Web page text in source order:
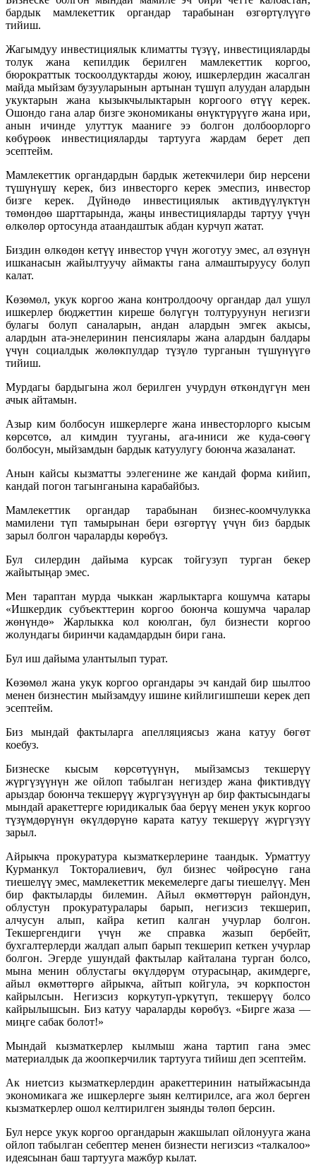
бардык мамлекеттик органдар тарабынан өзгөртүлүүгө
тийиш.
Жагымдуу инвестициялык климатты түзүү, инвестицияларды
толук жана кепилдик берилген мамлекеттик коргоо,
бюрократтык тоскоолдуктарды жоюу, ишкерлердин жасалган
майда мыйзам бузууларынын артынан түшүп алуудан алардын
укуктарын жана кызыкчылыктарын коргоого өтүү керек.
Ошондо гана алар бизге экономиканы өнүктүрүүгө жана ири,
анын ичинде улуттук мааниге ээ болгон долбоорлорго
көбүрөөк инвестицияларды тартууга жардам берет деп
эсептейм.
Мамлекеттик органдардын бардык жетекчилери бир нерсени
түшүнүшү керек, биз инвесторго керек эмеспиз, инвестор
бизге керек. Дүйнөдө инвестициялык активдүүлүктүн
төмөндөө шарттарында, жаңы инвестицияларды тартуу үчүн
өлкөлөр ортосунда атаандаштык абдан курчуп жатат.
Биздин өлкөдөн кетүү инвестор үчүн жоготуу эмес, ал өзүнүн
ишканасын жайылтуучу аймакты гана алмаштыруусу болуп
калат.
Көзөмөл, укук коргоо жана контролдоочу органдар дал ушул
ишкерлер бюджеттин киреше бөлүгүн толтуруунун негизги
булагы болуп саналарын, андан алардын эмгек акысы,
алардын ата-энелеринин пенсиялары жана алардын балдары
үчүн социалдык жөлөкпулдар түзүлө турганын түшүнүүгө
тийиш.
Мурдагы бардыгына жол берилген учурдун өткөндүгүн мен
ачык айтамын.
Азыр ким болбосун ишкерлерге жана инвесторлорго кысым
көрсөтсө, ал кимдин тууганы, ага-иниси же куда-сөөгү
болбосун, мыйзамдын бардык катуулугу боюнча жазаланат.
Анын кайсы кызматты ээлегенине же кандай форма кийип,
кандай погон тагынганына карабайбыз.
Мамлекеттик органдар тарабынан бизнес-коомчулукка
мамилени түп тамырынан бери өзгөртүү үчүн биз бардык
зарыл болгон чараларды көрөбүз.
Бул силердин дайыма курсак тойгузуп турган бекер
жайытыңар эмес.
Мен тараптан мурда чыккан жарлыктарга кошумча катары
«Ишкердик субъекттерин коргоо боюнча кошумча чаралар
жөнүндө» Жарлыкка кол коюлган, бул бизнести коргоо
жолундагы биринчи кадамдардын бири гана.
Бул иш дайыма улантылып турат.
Көзөмөл жана укук коргоо органдары эч кандай бир шылтоо
менен бизнестин мыйзамдуу ишине кийлигишпеши керек деп
эсептейм.
Биз мындай фактыларга апелляциясыз жана катуу бөгөт
коебуз.
Бизнеске кысым көрсөтүүнүн, мыйзамсыз текшерүү
жүргүзүүнүн же ойлоп табылган негиздер жана фиктивдүү
арыздар боюнча текшерүү жүргүзүүнүн ар бир фактысындагы
мындай аракеттерге юридикалык баа берүү менен укук коргоо
түзүмдөрүнүн өкүлдөрүнө карата катуу текшерүү жүргүзүү
зарыл.
Айрыкча прокуратура кызматкерлерине таандык. Урматтуу
Курманкул Токторалиевич, бул бизнес чөйрөсүнө гана
тиешелүү эмес, мамлекеттик мекемелерге дагы тиешелүү. Мен
бир фактыларды билемин. Айыл өкмөттөрүн райондун,
облустун прокуратуралары барып, негизсиз текшерип,
алчусун алып, кайра кетип калган учурлар болгон.
Текшергендиги үчүн же справка жазып бербейт,
бухгалтерлерди жалдап алып барып текшерип кеткен учурлар
болгон. Эгерде ушундай фактылар кайталана турган болсо,
мына менин облустагы өкүлдөрүм отурасыңар, акимдерге,
айыл өкмөттөргө айрыкча, айтып койгула, эч коркпостон
кайрылсын. Негизсиз коркутуп-үркүтүп, текшерүү болсо
кайрылышсын. Биз катуу чараларды көрөбүз. «Бирге жаза —
миңге сабак болот!»
Мындай кызматкерлер кылмыш жана тартип гана эмес
материалдык да жоопкерчилик тартууга тийиш деп эсептейм.
Ак ниетсиз кызматкерлердин аракеттеринин натыйжасында
экономикага же ишкерлерге зыян келтирилсе, ага жол берген
кызматкерлер ошол келтирилген зыянды төлөп берсин.
Бул нерсе укук коргоо органдарын жакшылап ойлонууга жана
ойлоп табылган себептер менен бизнести негизсиз «талкалоо»
идеясынан баш тартууга мажбур кылат.